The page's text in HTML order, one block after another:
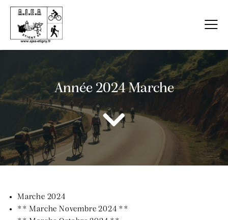
Année 2024 Marche
Marche 2024
** Marche Novembre 2024 **